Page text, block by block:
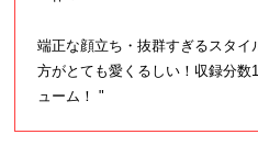
端正な顔立ち・抜群すぎるスタイ
方がとても愛くるしい！収録分数
ューム！ "